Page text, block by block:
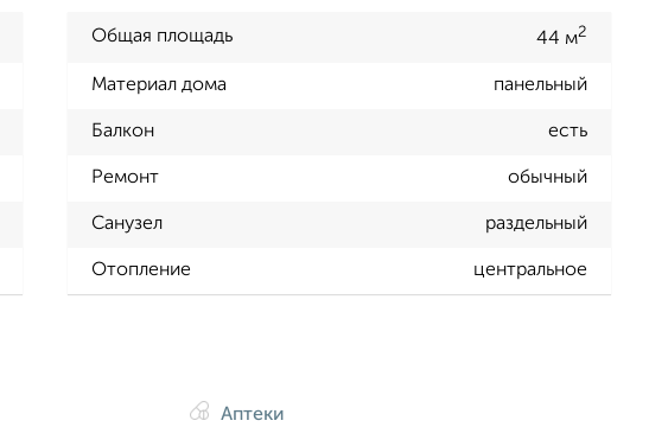
Общая площадь 44 м2
Материал дома панельный
Балкон есть
Ремонт обычный
Санузел раздельный
Отопление центральное
Аптеки